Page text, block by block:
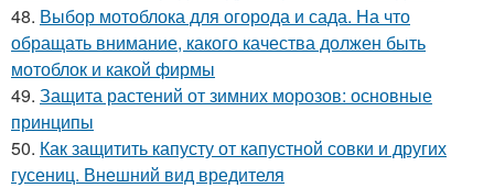
48. Выбор мотоблока для огорода и сада. На что
обращать внимание, какого качества должен быть
мотоблок и какой фирмы
49. Защита растений от зимних морозов: основные
принципы
50. Как защитить капусту от капустной совки и других
гусениц. Внешний вид вредителя